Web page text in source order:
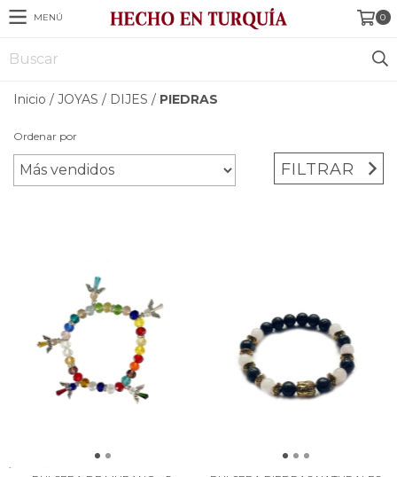
MENÚ 0
Inicio / JOYAS / DIJES / PIEDRAS
Ordenar por
FILTRAR